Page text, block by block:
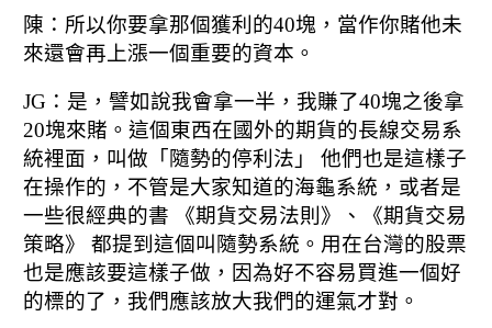
陳：所以你要拿那個獲利的40塊， 當作你賭他未
來還會再上漲一個重要的資本。
JG：是，譬如說我會拿一半， 我賺了40塊之後拿
20塊來賭。 這個東西在國外的期貨的長線交易系
統裡面， 叫做「隨勢的停利法」 他們也是這樣子
在操作的， 不管是大家知道的海龜系統， 或者是
一些很經典的書 《期貨交易法則》、
《期貨交易
策略》 都提到這個叫隨勢系統。 用在台灣的股票
也是應該要這樣子做， 因為好不容易買進一個好
的標的了， 我們應該放大我們的運氣才對。